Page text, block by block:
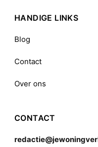
HANDIGE LINKS
Blog
Contact
Over ons
CONTACT